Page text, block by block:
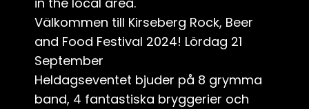
Välkommen till Kirseberg Rock, Beer
and Food Festival 2024! Lördag 21
September
Heldagseventet bjuder på 8 grymma
band, 4 fantastiska bryggerier och